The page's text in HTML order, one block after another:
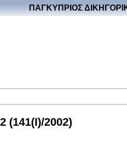
ΠΑΓΚΥΠΡΙΟΣ
(141(I)/2002)